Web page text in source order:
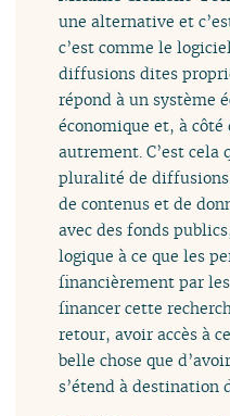
une alternative et
c’est comme le
diffusions dites
répond à un système
économique et, à
autrement. C’est
pluralité de
de contenus et de
avec des fonds
logique à ce que les
financièrement par
financer cette
retour, avoir accès à
belle chose que
s’étend à destination